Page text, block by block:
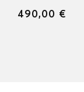
490,00 €